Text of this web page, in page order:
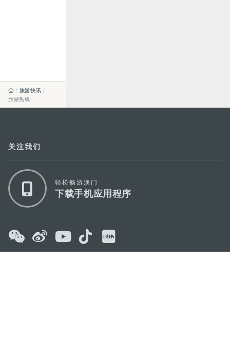
旅游快讯
旅游热线
关注我们
轻松畅游澳门
下载手机应用程序